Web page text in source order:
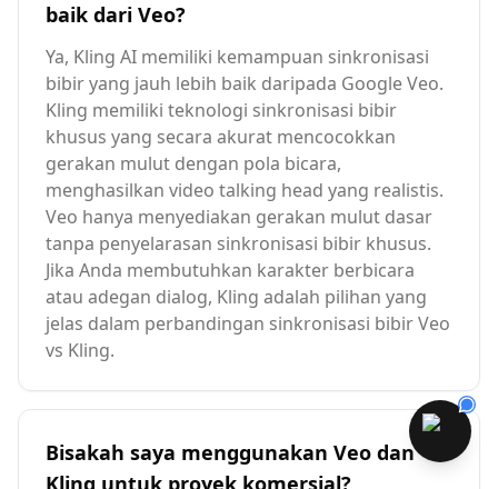
baik dari Veo?
Ya, Kling AI memiliki kemampuan sinkronisasi
bibir yang jauh lebih baik daripada Google Veo.
Kling memiliki teknologi sinkronisasi bibir
khusus yang secara akurat mencocokkan
gerakan mulut dengan pola bicara,
menghasilkan video talking head yang realistis.
Veo hanya menyediakan gerakan mulut dasar
tanpa penyelarasan sinkronisasi bibir khusus.
Jika Anda membutuhkan karakter berbicara
atau adegan dialog, Kling adalah pilihan yang
jelas dalam perbandingan sinkronisasi bibir Veo
vs Kling.
Bisakah saya menggunakan Veo dan
Kling untuk proyek komersial?